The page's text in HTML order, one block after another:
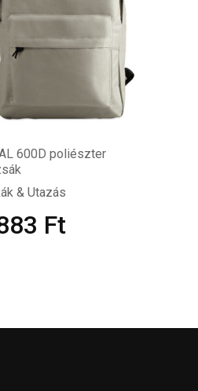
600D poliészter
& Utazás
Ft